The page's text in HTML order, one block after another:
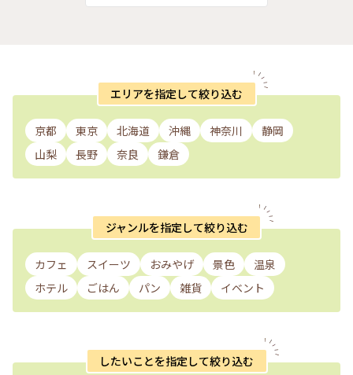
エリアを指定して絞り込む
京都 東京 北海道 沖縄 神奈川
静岡
山梨
長野 奈良 鎌倉
ジャンルを指定して絞り込む
カフェ スイーツ おみやげ 景色
温泉
ホテル
ごはん パン 雑貨 イベント
したいことを指定して絞り込む